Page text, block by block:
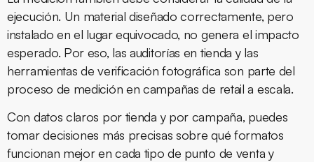
ejecución. Un material diseñado correctamente, pero
instalado en el lugar equivocado, no genera el impacto
esperado. Por eso, las auditorías en tienda y las
herramientas de verificación fotográfica son parte del
proceso de medición en campañas de retail a escala.
Con datos claros por tienda y por campaña, puedes
tomar decisiones más precisas sobre qué formatos
funcionan mejor en cada tipo de punto de venta y